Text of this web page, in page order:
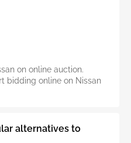
on online auction.
bidding online on Nissan
alternatives to